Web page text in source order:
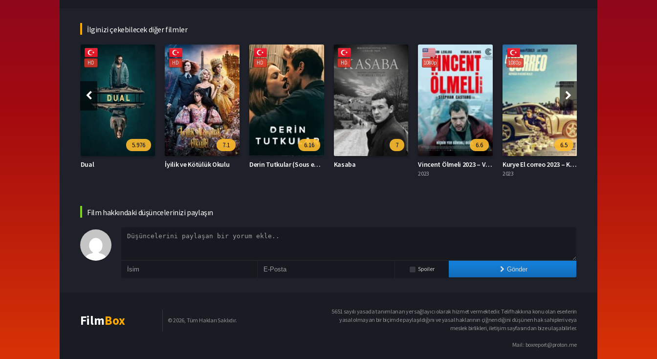
İlginizi çekebilecek diğer filmler
HD
7.1
İyilik ve Kötülük Okulu
HD
6.16
HD
7
Kasaba
1080p
6.6
1080p
6.5
Kurye El correo 2023 – Kurye 1080p Turkce Dublaj izle
2023
1080p
7.1
The Ministry of Ungentlemanly Warfare 2024 – Centilmen Olmayan Savaş Bakanlığı 1080p Turkce Dublaj izle
2024
Film hakkındaki düşüncelerinizi paylaşın
Spoiler Gönder
FilmBox © 2026, Tüm Hakları Saklıdır.
5651 sayılı yasada tanımlanan yer sağlayıcı olarak hizmet vermektedir. Telif hakkına konu olan eserlerin
yasal olmayan bir biçimde paylaşıldığını ve yasal haklarının çiğnendiğini düşünen hak sahipleri veya
meslek birlikleri, iletişim sayfasından bize ulaşabilirler.
Mail : boxreport@proton.me